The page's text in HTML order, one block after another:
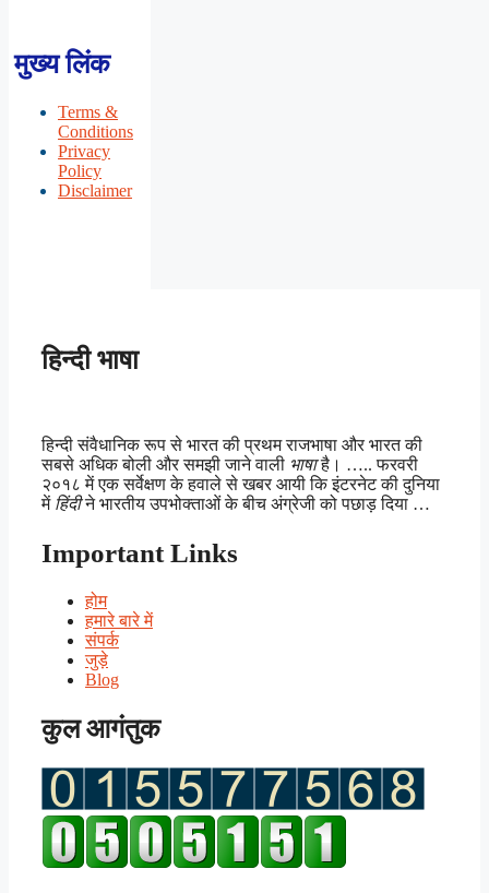
मुख्य लिंक
Terms &
Conditions
Privacy
Policy
Disclaimer
हिन्दी भाषा
हिन्दी संवैधानिक रूप से भारत की प्रथम राजभाषा और भारत की
सबसे अधिक बोली और समझी जाने वाली भाषाहै। ….. फरवरी
२०१८ में एक सर्वेक्षण के हवाले से खबर आयी कि इंटरनेट की दुनिया
में हिंदीने भारतीय उपभोक्ताओं के बीच अंग्रेजी को पछाड़ दिया …
Important Links
होम
हमारे बारे में
संपर्क
जुड़े
Blog
कुल आगंतुक